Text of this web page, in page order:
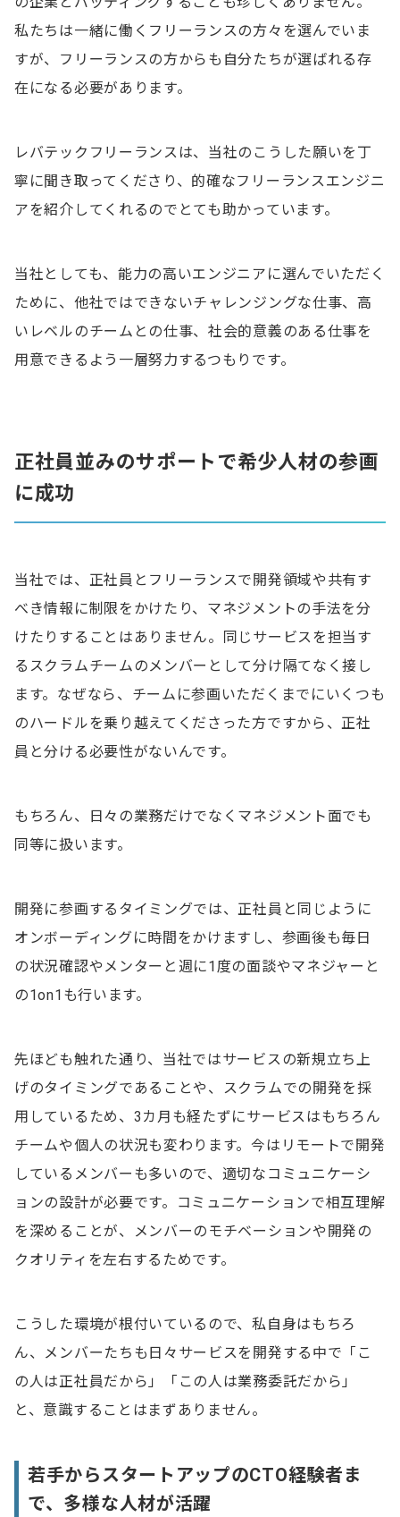
私たちは一緒に働くフリーランスの方々を選んでいま
すが、フリーランスの方からも自分たちが選ばれる存
在になる必要があります。
レバテックフリーランスは、当社のこうした願いを丁
寧に聞き取ってくださり、的確なフリーランスエンジニ
アを紹介してくれるのでとても助かっています。
当社としても、能力の高いエンジニアに選んでいただく
ために、他社ではできないチャレンジングな仕事、高
いレベルのチームとの仕事、社会的意義のある仕事を
用意できるよう一層努力するつもりです。
正社員並みのサポートで希少人材の参画
に成功
当社では、正社員とフリーランスで開発領域や共有す
べき情報に制限をかけたり、マネジメントの手法を分
けたりすることはありません。同じサービスを担当す
るスクラムチームのメンバーとして分け隔てなく接し
ます。なぜなら、チームに参画いただくまでにいくつも
のハードルを乗り越えてくださった方ですから、正社
員と分ける必要性がないんです。
もちろん、日々の業務だけでなくマネジメント面でも
同等に扱います。
開発に参画するタイミングでは、正社員と同じように
オンボーディングに時間をかけますし、参画後も毎日
の状況確認やメンターと週に1度の面談やマネジャーと
の1on1も行います。
先ほども触れた通り、当社ではサービスの新規立ち上
げのタイミングであることや、スクラムでの開発を採
用しているため、3カ月も経たずにサービスはもちろん
チームや個人の状況も変わります。今はリモートで開発
しているメンバーも多いので、適切なコミュニケーシ
ョンの設計が必要です。コミュニケーションで相互理解
を深めることが、メンバーのモチベーションや開発の
クオリティを左右するためです。
こうした環境が根付いているので、私自身はもちろ
ん、メンバーたちも日々サービスを開発する中で「こ
の人は正社員だから」「この人は業務委託だから」
と、意識することはまずありません。
若手からスタートアップのCTO経験者ま
で、多様な人材が活躍